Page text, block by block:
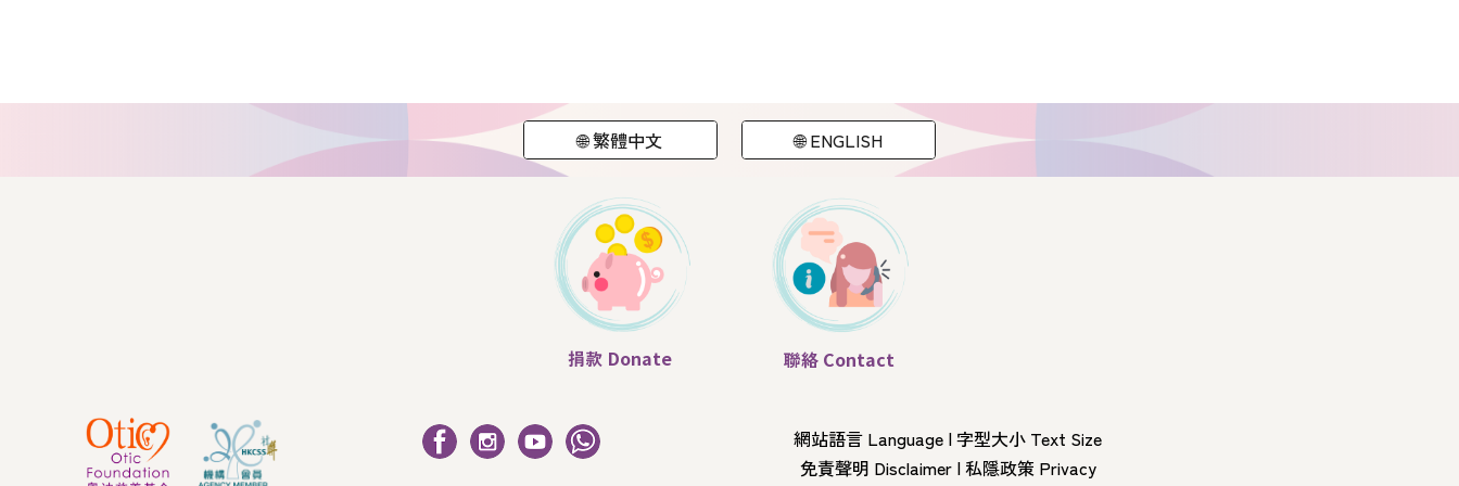
🌐 繁體中文 🌐 ENGLISH
捐款 Donate 聯絡 Contact
網站語言 Language |字型大小 Text Size
免責聲明 Disclaimer|私隱政策 Privacy